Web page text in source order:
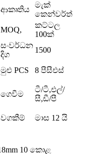
ආකෘතිය
මැක්
කෙන්වර්ත්
MOQ,
කට්ටල
100ක්
සංවර්ධන
දිග
1500
මුළු PCS 8 පීසීඑස්
ගෙවීම
ටී/ටී,එල්/
සී,ඩී/පී
වගකීම්
මාස 12 යි